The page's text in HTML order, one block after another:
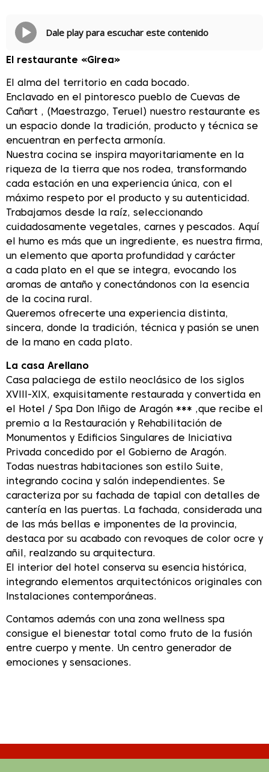
Dale play para escuchar este contenido
El restaurante «Girea»
El alma del territorio en cada bocado.
Enclavado en el pintoresco pueblo de Cuevas de
Cañart , (Maestrazgo, Teruel) nuestro restaurante es
un espacio donde la tradición, producto y técnica se
encuentran en perfecta armonía.
Nuestra cocina se inspira mayoritariamente en la
riqueza de la tierra que nos rodea, transformando
cada estación en una experiencia única, con el
máximo respeto por el producto y su autenticidad.
Trabajamos desde la raíz, seleccionando
cuidadosamente vegetales, carnes y pescados. Aquí
el humo es más que un ingrediente, es nuestra firma,
un elemento que aporta profundidad y carácter
a cada plato en el que se integra, evocando los
aromas de antaño y conectándonos con la esencia
de la cocina rural.
Queremos ofrecerte una experiencia distinta,
sincera, donde la tradición, técnica y pasión se unen
de la mano en cada plato.
La casa Arellano
Casa palaciega de estilo neoclásico de los siglos
XVIII-XIX, exquisitamente restaurada y convertida en
el Hotel / Spa Don Iñigo de Aragón *** ,que recibe el
premio a la Restauración y Rehabilitación de
Monumentos y Edificios Singulares de Iniciativa
Privada concedido por el Gobierno de Aragón.
Todas nuestras habitaciones son estilo Suite,
integrando cocina y salón independientes. Se
caracteriza por su fachada de tapial con detalles de
cantería en las puertas. La fachada, considerada una
de las más bellas e imponentes de la provincia,
destaca por su acabado con revoques de color ocre y
añil, realzando su arquitectura.
El interior del hotel conserva su esencia histórica,
integrando elementos arquitectónicos originales con
Instalaciones contemporáneas.
Contamos además con una zona wellness spa
consigue el bienestar total como fruto de la fusión
entre cuerpo y mente. Un centro generador de
emociones y sensaciones.